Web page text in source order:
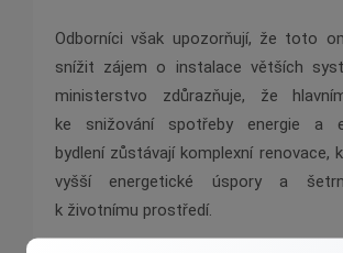
Odborníci však upozorňují, že toto
snížit zájem o instalace větších
ministerstvo zdůrazňuje, že
ke snižování spotřeby energie a
bydlení zůstávají komplexní renovace,
vyšší energetické úspory a
k životnímu prostředí.